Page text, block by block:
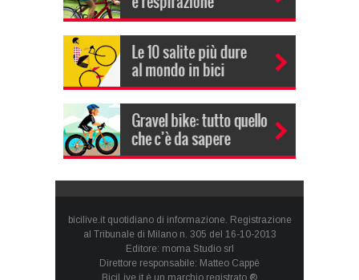
bicilive.it quotidiano di informazione. Registrazione
al Tribunale di Milano n. 305 del 16-10-2013
Editore: moma Studio srl
Direttore responsabile: Matteo Cappè
BiciLive.it è un marchio registrato ®